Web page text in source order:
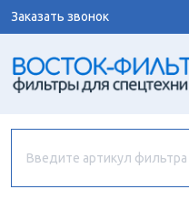
Заказать звонок